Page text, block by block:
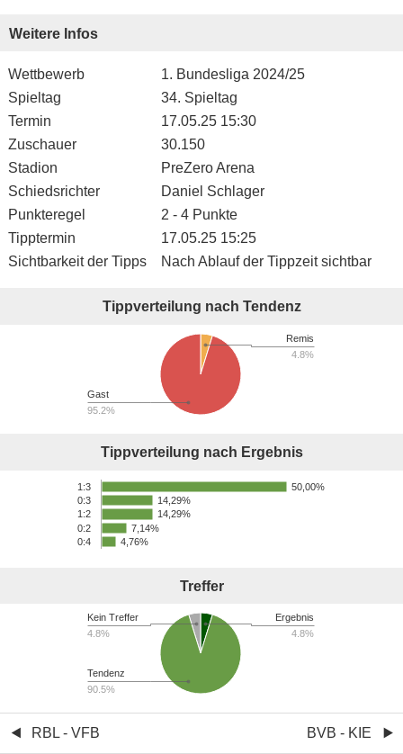
Weitere Infos
Wettbewerb
1. Bundesliga 2024/25
Spieltag
34. Spieltag
Termin
17.05.25 15:30
Zuschauer
30.150
Stadion
PreZero Arena
Schiedsrichter
Daniel Schlager
Punkteregel
2 - 4 Punkte
Tipptermin
17.05.25 15:25
Sichtbarkeit der Tipps
Nach Ablauf der Tippzeit sichtbar
Tippverteilung nach Tendenz
Remis
4.8%
Gast
95.2%
Tippverteilung nach Ergebnis
1:3
0:3
1:2
0:2
0:4
50,00%
14,29%
14,29%
7,14%
4,76%
Treffer
Ergebnis
4.8%
Tendenz
90.5%
Kein Treffer
4.8%
RBL - VFB BVB - KIE